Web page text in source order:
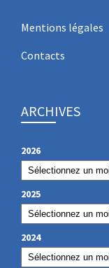
Mentions légales
Contacts
ARCHIVES
2026
2025
2024